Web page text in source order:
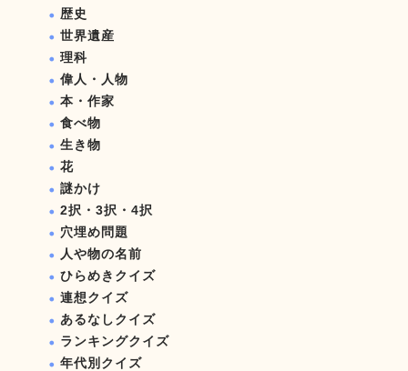
歴史
世界遺産
理科
偉人・人物
本・作家
食べ物
生き物
花
謎かけ
2択・3択・4択
穴埋め問題
人や物の名前
ひらめきクイズ
連想クイズ
あるなしクイズ
ランキングクイズ
年代別クイズ